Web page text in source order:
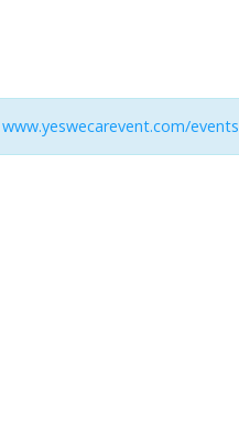
www.yeswecarevent.com/events